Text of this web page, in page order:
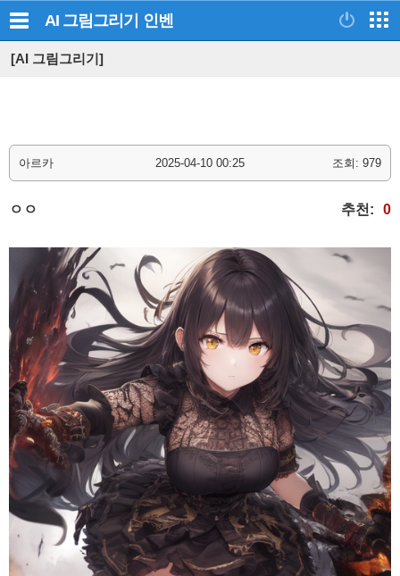
AI 그림그리기 인벤
[AI 그림그리기]
아르카 2025-04-10 00:25 조회: 979
ㅇㅇ 추천: 0